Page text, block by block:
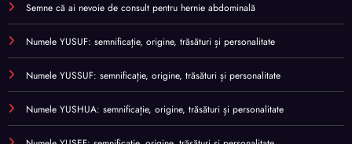
Semne că ai nevoie de consult pentru hernie abdominală
Numele YUSUF: semnificație, origine, trăsături și personalitate
Numele YUSSUF: semnificație, origine, trăsături și personalitate
Numele YUSHUA: semnificație, origine, trăsături și personalitate